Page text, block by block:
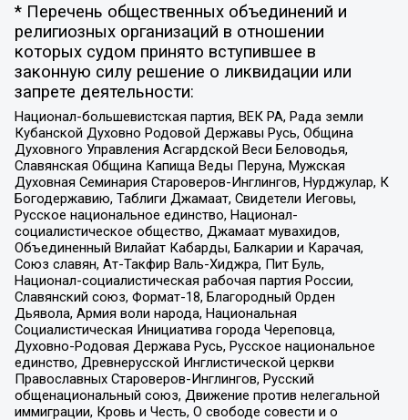
* Перечень общественных объединений и
религиозных организаций в отношении
которых судом принято вступившее в
законную силу решение о ликвидации или
запрете деятельности:
Национал-большевистская партия, ВЕК РА, Рада земли
Кубанской Духовно Родовой Державы Русь, Община
Духовного Управления Асгардской Веси Беловодья,
Славянская Община Капища Веды Перуна, Мужская
Духовная Семинария Староверов-Инглингов, Нурджулар, К
Богодержавию, Таблиги Джамаат, Свидетели Иеговы,
Русское национальное единство, Национал-
социалистическое общество, Джамаат мувахидов,
Объединенный Вилайат Кабарды, Балкарии и Карачая,
Союз славян, Ат-Такфир Валь-Хиджра, Пит Буль,
Национал-социалистическая рабочая партия России,
Славянский союз, Формат-18, Благородный Орден
Дьявола, Армия воли народа, Национальная
Социалистическая Инициатива города Череповца,
Духовно-Родовая Держава Русь, Русское национальное
единство, Древнерусской Инглистической церкви
Православных Староверов-Инглингов, Русский
общенациональный союз, Движение против нелегальной
иммиграции, Кровь и Честь, О свободе совести и о